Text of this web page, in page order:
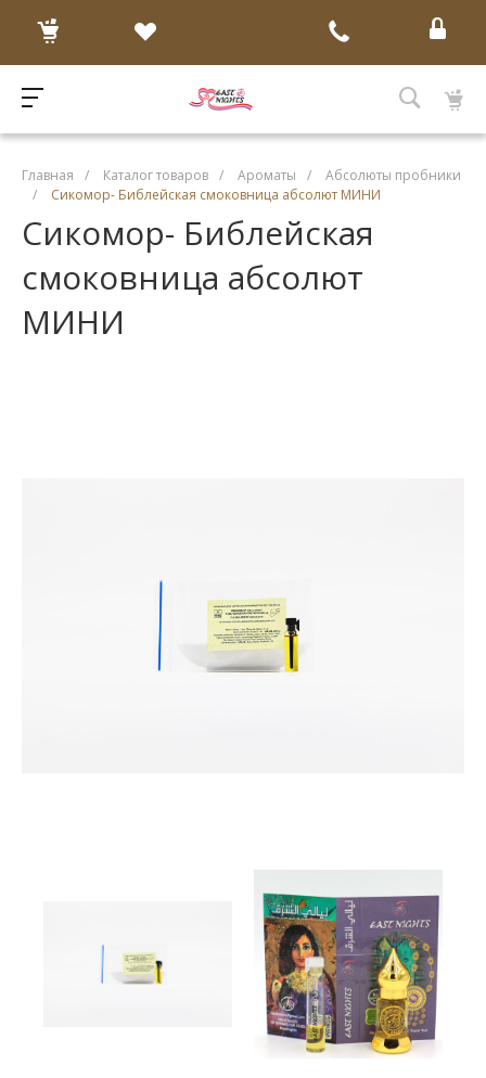
Главная / Каталог товаров / Ароматы /
Абсолюты пробники
/
Сикомор- Библейская смоковница абсолют МИНИ
Сикомор- Библейская
смоковница абсолют
МИНИ